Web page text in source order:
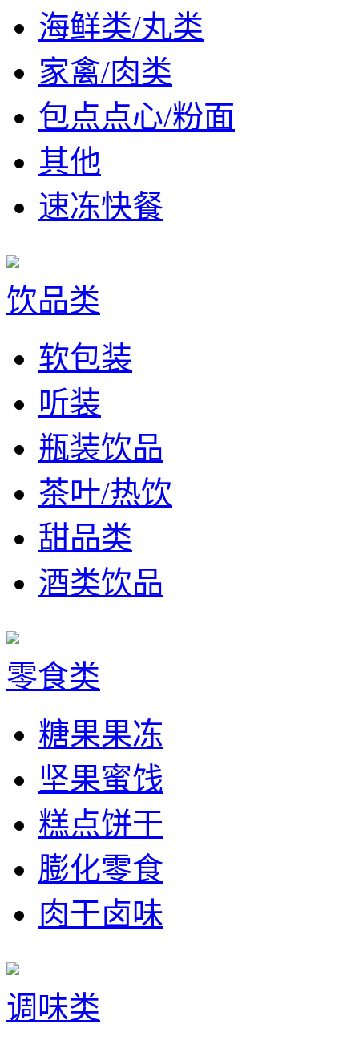
海鲜类/丸类
家禽/肉类
包点点心/粉面
其他
速冻快餐
饮品类
软包装
听装
瓶装饮品
茶叶/热饮
甜品类
酒类饮品
零食类
糖果果冻
坚果蜜饯
糕点饼干
膨化零食
肉干卤味
调味类